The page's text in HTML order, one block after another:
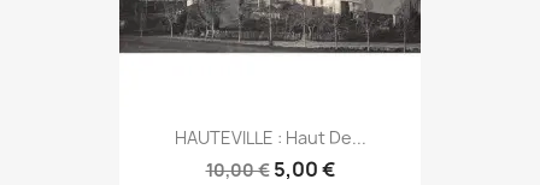
HAUTEVILLE : Haut De...
10,00 € 5,00 €